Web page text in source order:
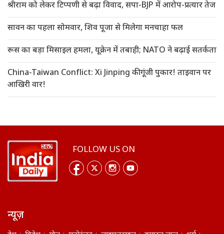
श्रीराम को लेकर टिप्पणी से बढ़ा विवाद, सपा-BJP में आरोप-प्रत्यार तेज
सावन का पहला सोमवार, शिव पूजा से मिलेगा मनचाहा फल
रूस का बड़ा मिसाइल हमला, यूक्रेन में तबाही; NATO ने बढ़ाई सतर्कता
China-Taiwan Conflict: Xi Jinping की गूंजी पुकार! ताइवान पर
आखिरी वार!
FOLLOW US ON
न्यूज़